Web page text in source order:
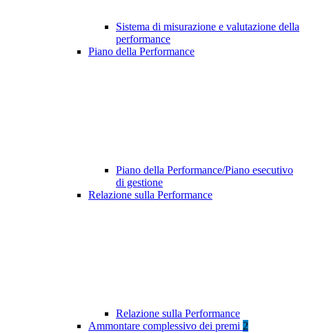
Sistema di misurazione e valutazione della
performance
Piano della Performance
Piano della Performance/Piano esecutivo
di gestione
Relazione sulla Performance
Relazione sulla Performance
Ammontare complessivo dei premi 2